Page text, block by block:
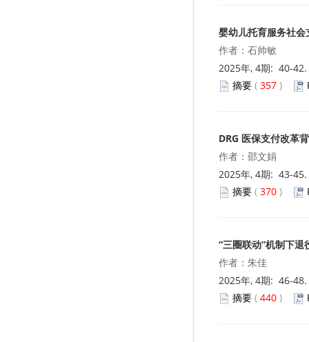
婴幼儿托育服务社会
作者：石帅敏
2025年, 4期: 40-42.
摘要 ( 357 )
DRG 医保支付改革
作者：邵文娟
2025年, 4期: 43-45.
摘要 ( 370 )
“三圈联动”机制下
作者：朱佳
2025年, 4期: 46-48.
摘要 ( 440 )